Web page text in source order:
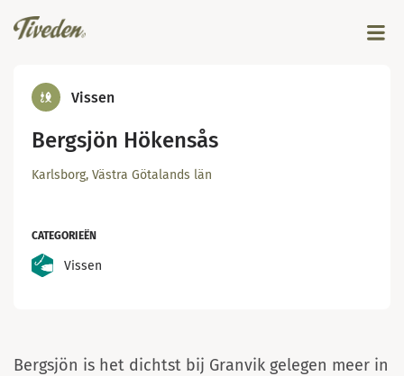
Vissen
Bergsjön Hökensås
Karlsborg, Västra Götalands län
CATEGORIEËN
Vissen
Bergsjön is het dichtst bij Granvik gelegen meer in